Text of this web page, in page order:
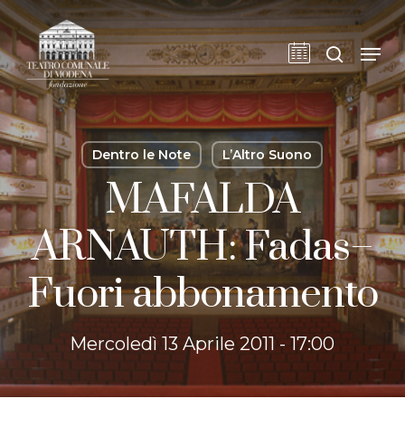
Skip
to
main
content
cerca
Dentro le Note L’Altro Suono
MAFALDA
ARNAUTH: Fadas–
Fuori abbonamento
Mercoledì 13 Aprile 2011 - 17:00